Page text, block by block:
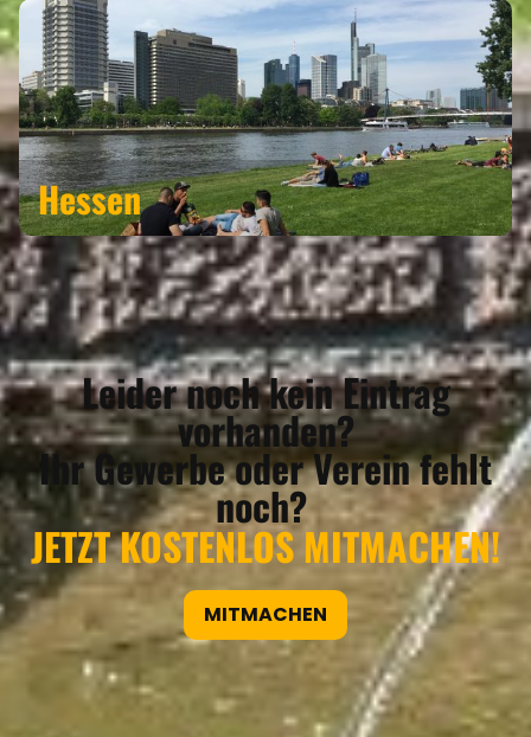
Hessen
Leider noch kein Eintrag
vorhanden?
Ihr Gewerbe oder Verein fehlt
noch?
JETZT KOSTENLOS MITMACHEN!
MITMACHEN